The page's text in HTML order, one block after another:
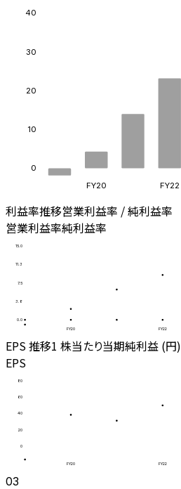
0
10
20
30
40
FY20 FY22
利益率推移営業利益率 / 純利益率
営業利益率純利益率
0.0
3.8
7.5
11.3
15.0
FY20 FY22
EPS 推移1 株当たり当期純利益 (円)
EPS
0
20
40
60
80
FY20 FY22
03